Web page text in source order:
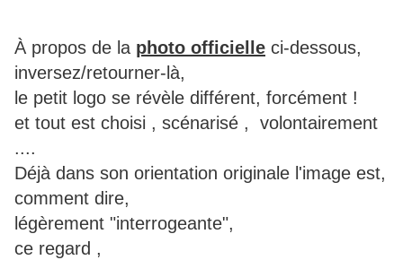
À propos de la photo officielle ci-dessous,
inversez/retourner-là,
le petit logo se révèle différent, forcément !
et tout est choisi , scénarisé , volontairement
....
Déjà dans son orientation originale l'image est,
comment dire,
légèrement "interrogeante",
ce regard ,